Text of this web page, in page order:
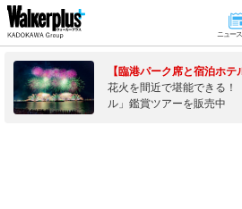
ニュー
【臨港パーク席と宿泊ホテ
花火を間近で堪能できる！
ル」鑑賞ツアーを販売中